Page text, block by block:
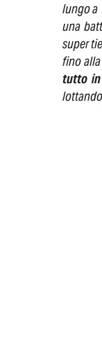
lungo a
una
super
fino
tutto in